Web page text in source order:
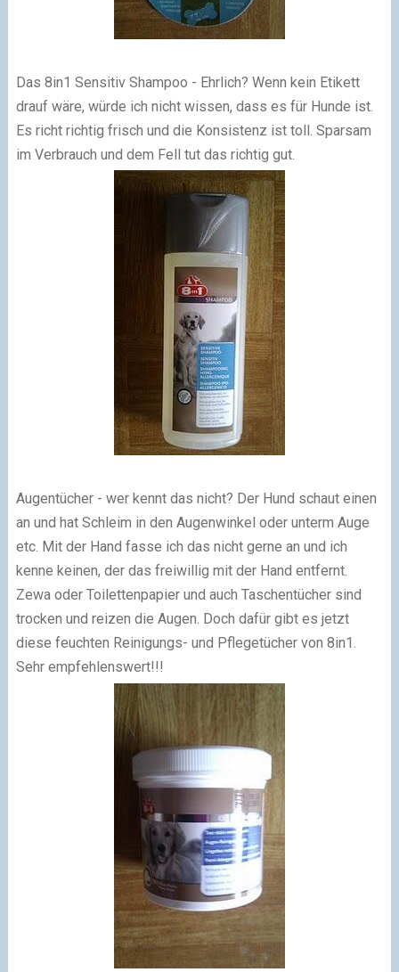
Das 8in1 Sensitiv Shampoo - Ehrlich? Wenn kein Etikett
drauf wäre, würde ich nicht wissen, dass es für Hunde ist.
Es richt richtig frisch und die Konsistenz ist toll. Sparsam
im Verbrauch und dem Fell tut das richtig gut.
Augentücher - wer kennt das nicht? Der Hund schaut einen
an und hat Schleim in den Augenwinkel oder unterm Auge
etc. Mit der Hand fasse ich das nicht gerne an und ich
kenne keinen, der das freiwillig mit der Hand entfernt.
Zewa oder Toilettenpapier und auch Taschentücher sind
trocken und reizen die Augen. Doch dafür gibt es jetzt
diese feuchten Reinigungs- und Pflegetücher von 8in1.
Sehr empfehlenswert!!!